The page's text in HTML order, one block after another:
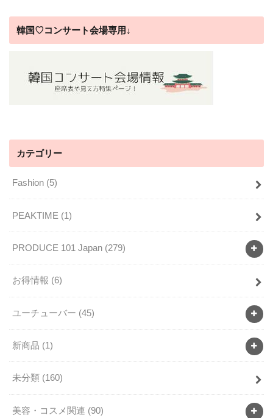
韓国♡コンサート会場専用↓
カテゴリー
Fashion (5)
PEAKTIME (1)
PRODUCE 101 Japan (279)
お得情報 (6)
ユーチューバー (45)
新商品 (1)
未分類 (160)
美容・コスメ関連 (90)